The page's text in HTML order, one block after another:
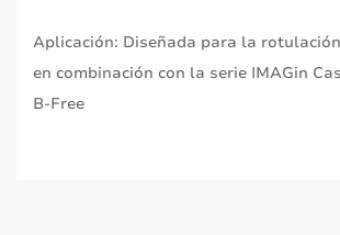
Aplicación: Diseñada para la
en combinación con la serie IMAGin
B-Free